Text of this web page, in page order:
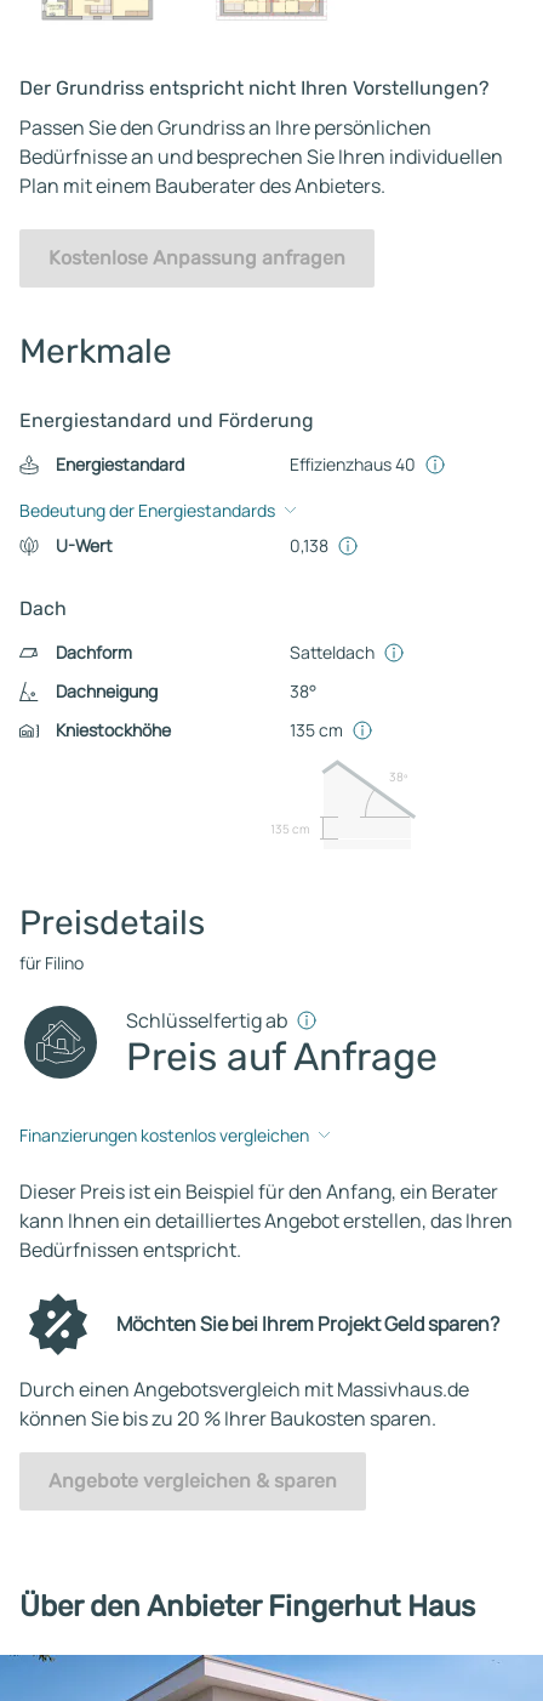
Der Grundriss entspricht nicht Ihren Vorstellungen?
Passen Sie den Grundriss an Ihre persönlichen
Bedürfnisse an und besprechen Sie Ihren individuellen
Plan mit einem Bauberater des Anbieters.
Kostenlose Anpassung anfragen
Merkmale
Energiestandard und Förderung
Energiestandard
Effizienzhaus 40
Bedeutung der Energiestandards
U-Wert
0,138
Dach
Dachform
Satteldach
Dachneigung
38°
Kniestockhöhe
135 cm
135 cm
38º
Preisdetails
für Filino
Schlüsselfertig ab
Preis auf Anfrage
Finanzierungen kostenlos vergleichen
Dieser Preis ist ein Beispiel für den Anfang, ein Berater
kann Ihnen ein detailliertes Angebot erstellen, das Ihren
Bedürfnissen entspricht.
Möchten Sie bei Ihrem Projekt Geld sparen?
Durch einen Angebotsvergleich mit Massivhaus.de
können Sie bis zu 20 % Ihrer Baukosten sparen.
Angebote vergleichen & sparen
Über den Anbieter Fingerhut Haus